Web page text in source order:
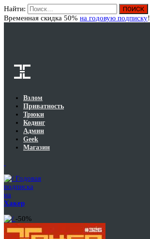
Найти:
Временная скидка 50% на годовую подписку!
Взлом
Приватность
Трюки
Кодинг
Админ
Geek
Магазин
Годовая
подписка
на
Хакер
-50%